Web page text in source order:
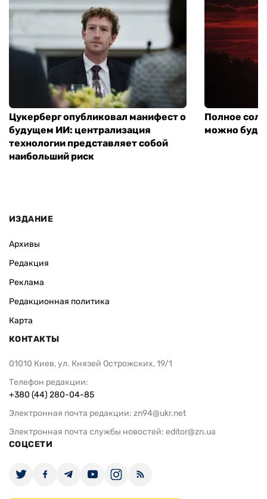
Цукерберг опубликовал манифест о
будущем ИИ: централизация
технологии представляет собой
наибольший риск
Полное
можно
ИЗДАНИЕ
Архивы
Редакция
Реклама
Редакционная политика
Карта
КОНТАКТЫ
01010 Киев, ул. Князей Острожских, 19/1
Телефон редакции:
+380 (44) 280-04-85
Электронная почта редакции: zn94@ukr.net
Электронная почта службы новостей: editor@zn.ua
СОЦСЕТИ